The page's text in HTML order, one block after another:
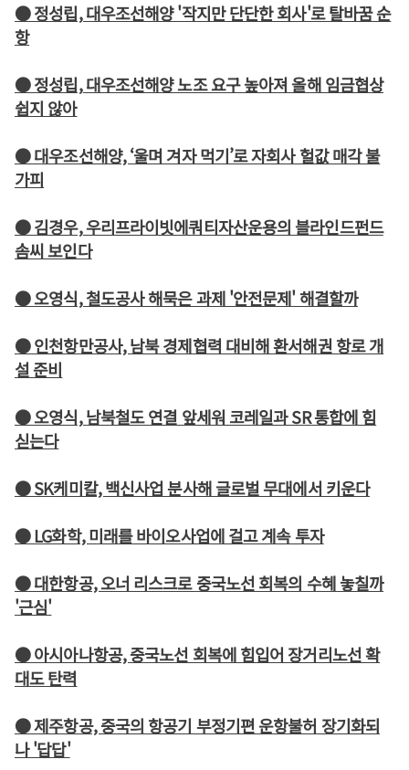
● 정성립, 대우조선해양 '작지만 단단한 회사'로 탈바꿈 순
항
● 정성립, 대우조선해양 노조 요구 높아져 올해 임금협상
쉽지 않아
● 대우조선해양, ‘울며 겨자 먹기’로 자회사 헐값 매각 불
가피
● 김경우, 우리프라이빗에쿼티자산운용의 블라인드펀드
솜씨 보인다
● 오영식, 철도공사 해묵은 과제 '안전문제' 해결할까
● 인천항만공사, 남북 경제협력 대비해 환서해권 항로 개
설 준비
● 오영식, 남북철도 연결 앞세워 코레일과 SR 통합에 힘
싣는다
● SK케미칼, 백신사업 분사해 글로벌 무대에서 키운다
● LG화학, 미래를 바이오사업에 걸고 계속 투자
● 대한항공, 오너 리스크로 중국노선 회복의 수혜 놓칠까
'근심'
● 아시아나항공, 중국노선 회복에 힘입어 장거리노선 확
대도 탄력
● 제주항공, 중국의 항공기 부정기편 운항불허 장기화되
나 '답답'